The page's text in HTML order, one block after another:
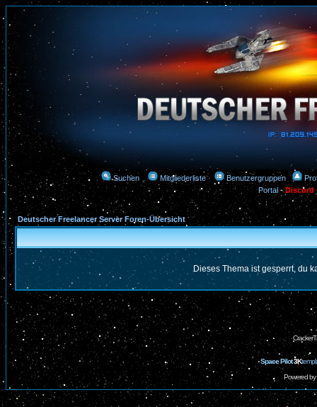
Suchen Mitgliederliste Benutzergruppen
Portal-Discord
Deutscher Freelancer Server Foren-Übersicht
Dieses Thema ist gesperrt, du
Space Pilot3K
Powered by